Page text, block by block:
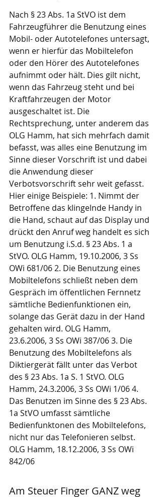
Nach § 23 Abs. 1a StVO ist dem
Fahrzeugführer die Benutzung eines
Mobil- oder Autotelefones untersagt,
wenn er hierfür das Mobiltelefon
oder den Hörer des Autotelefones
aufnimmt oder hält. Dies gilt nicht,
wenn das Fahrzeug steht und bei
Kraftfahrzeugen der Motor
ausgeschaltet ist. Die
Rechtsprechung, unter anderem das
OLG Hamm, hat sich mehrfach damit
befasst, was alles eine Benutzung im
Sinne dieser Vorschrift ist und dabei
die Anwendung dieser
Verbotsvorschrift sehr weit gefasst.
Hier einige Beispiele: 1. Nimmt der
Betroffene das klingelnde Handy in
die Hand, schaut auf das Display und
drückt den Anruf weg handelt es sich
um Benutzung i.S.d. § 23 Abs. 1 a
StVO. OLG Hamm, 19.10.2006, 3 Ss
OWi 681/06 2. Die Benutzung eines
Mobiltelefons schließt neben dem
Gespräch im öffentlichen Fernnetz
sämtliche Bedienfunktionen ein,
solange das Gerät dazu in der Hand
gehalten wird. OLG Hamm,
23.6.2006, 3 Ss OWi 387/06 3. Die
Benutzung des Mobiltelefons als
Diktiergerät fällt unter das Verbot
des § 23 Abs. 1a S. 1 StVO. OLG
Hamm, 24.3.2006, 3 Ss OWi 1/06 4.
Das Benutzen im Sinne des § 23 Abs.
1a StVO umfasst sämtliche
Bedienfunktonen des Mobiltelefons,
nicht nur das Telefonieren selbst.
OLG Hamm, 18.12.2006, 3 Ss OWi
842/06
Am Steuer Finger GANZ weg